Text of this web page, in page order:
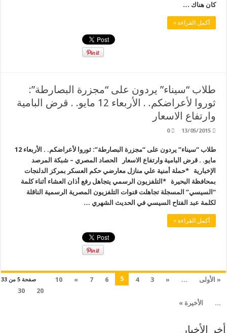
كان هناك …
أكمل القراءة »
طلاب “سيناء” يردون على “مجزرة البصارطة”:
ثوروا لأعراضكم. . الأربعاء 12 مايو. . قرض البامية
وارتفاع الاسعار
13/05/2015
0
طلاب “سيناء” يردون على “مجزرة البصارطة”: ثوروا لأعراضكم. . الأربعاء 12
مايو. . قرض البامية وارتفاع الاسعار الحصاد المصري – شبكة المرصد
الإخبارية *حملة أمنية علي منازل معارضي حكم العسكر بمركز الدلنجات
بمحافظة ‏البحيرة *التلفزيون الرسمي يتجاهل رفع أذان العشاء أثناء كلمة
“السيسي” المسجلة تجاهلت قنوات التلفزيون المصرية الرسمية الناقلة
لكلمة عبد الفتاح السيسي في الحديث الشهري …
أكمل القراءة »
صفحة 5 من 33 « الأولى ...
«
3
4
5
6
7
»
10
20
30
...
الأخيرة »
أخر الأخبار